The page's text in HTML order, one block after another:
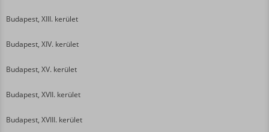
Budapest, XIII. kerület
Budapest, XIV. kerület
Budapest, XV. kerület
Budapest, XVII. kerület
Budapest, XVIII. kerület